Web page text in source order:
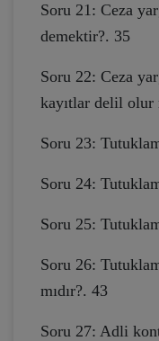
Soru 21: Ceza
demektir?. 35
Soru 22: Ceza
kayıtlar delil olur
Soru 23:
Soru 24:
Soru 25:
Soru 26:
mıdır?. 43
Soru 27: Adli